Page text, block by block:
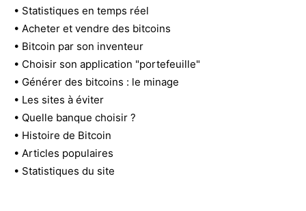
• Statistiques en temps réel
• Acheter et vendre des bitcoins
• Bitcoin par son inventeur
• Choisir son application "portefeuille"
• Générer des bitcoins : le minage
• Les sites à éviter
• Quelle banque choisir ?
• Histoire de Bitcoin
• Articles populaires
• Statistiques du site